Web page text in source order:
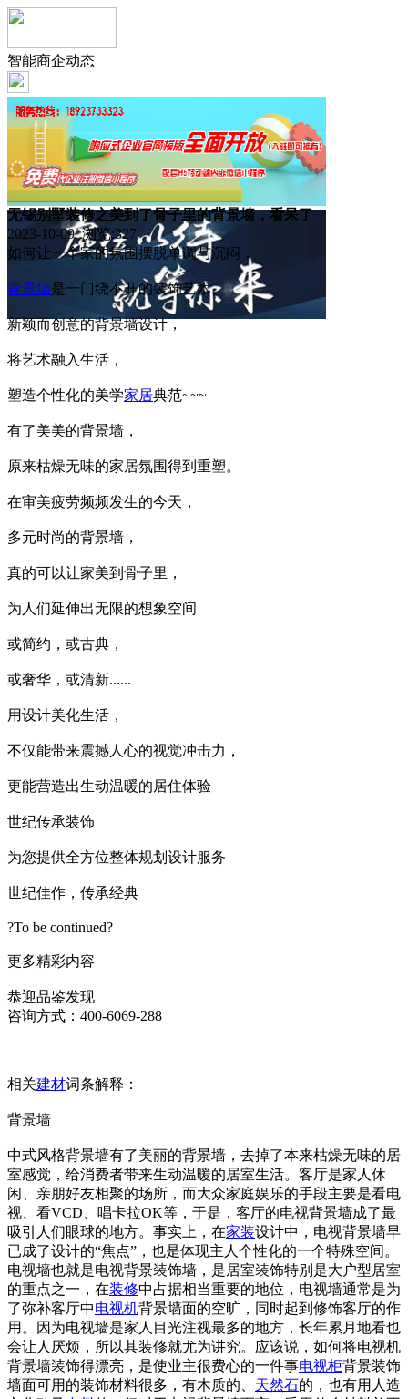
智能商企动态
无锡别墅装修之美到了骨子里的背景墙，看呆了
2023-10-09 浏览:327
如何让一个家的氛围摆脱单调与沉闷，
背景墙是一门绕不开的装饰艺术。
新颖而创意的背景墙设计，
将艺术融入生活，
塑造个性化的美学家居典范~~~
有了美美的背景墙，
原来枯燥无味的家居氛围得到重塑。
在审美疲劳频频发生的今天，
多元时尚的背景墙，
真的可以让家美到骨子里，
为人们延伸出无限的想象空间
或简约，或古典，
或奢华，或清新......
用设计美化生活，
不仅能带来震撼人心的视觉冲击力，
更能营造出生动温暖的居住体验
世纪传承装饰
为您提供全方位整体规划设计服务
世纪佳作，传承经典
?To be continued?
更多精彩内容
恭迎品鉴发现
咨询方式：400-6069-288
相关建材词条解释：
背景墙
中式风格背景墙有了美丽的背景墙，去掉了本来枯燥无味的居
室感觉，给消费者带来生动温暖的居室生活。客厅是家人休
闲、亲朋好友相聚的场所，而大众家庭娱乐的手段主要是看电
视、看VCD、唱卡拉OK等，于是，客厅的电视背景墙成了最
吸引人们眼球的地方。事实上，在家装设计中，电视背景墙早
已成了设计的“焦点”，也是体现主人个性化的一个特殊空间。
电视墙也就是电视背景装饰墙，是居室装饰特别是大户型居室
的重点之一，在装修中占据相当重要的地位，电视墙通常是为
了弥补客厅中电视机背景墙面的空旷，同时起到修饰客厅的作
用。因为电视墙是家人目光注视最多的地方，长年累月地看也
会让人厌烦，所以其装修就尤为讲究。应该说，如何将电视机
背景墙装饰得漂亮，是使业主很费心的一件事电视柜背景装饰
墙面可用的装饰材料很多，有木质的、 天然石的，也有用人造